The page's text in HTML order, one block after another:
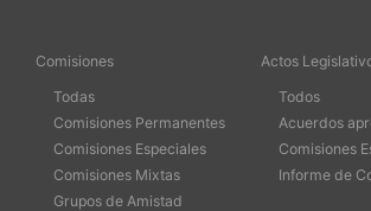
Comisiones
Todas
Comisiones Permanentes
Comisiones Especiales
Comisiones Mixtas
Grupos de Amistad
Actos
Todos
Acuerdos
Comisiones
Informe de